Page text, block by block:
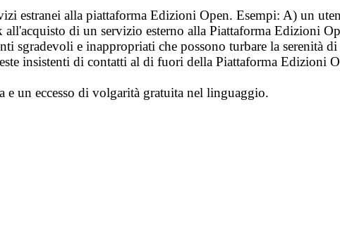
estranei alla piattaforma Edizioni Open. Esempi: A) un
di un servizio esterno alla Piattaforma Edizioni
sgradevoli e inappropriati che possono turbare la serenità
insistenti di contatti al di fuori della Piattaforma Edizioni
e un eccesso di volgarità gratuita nel linguaggio.